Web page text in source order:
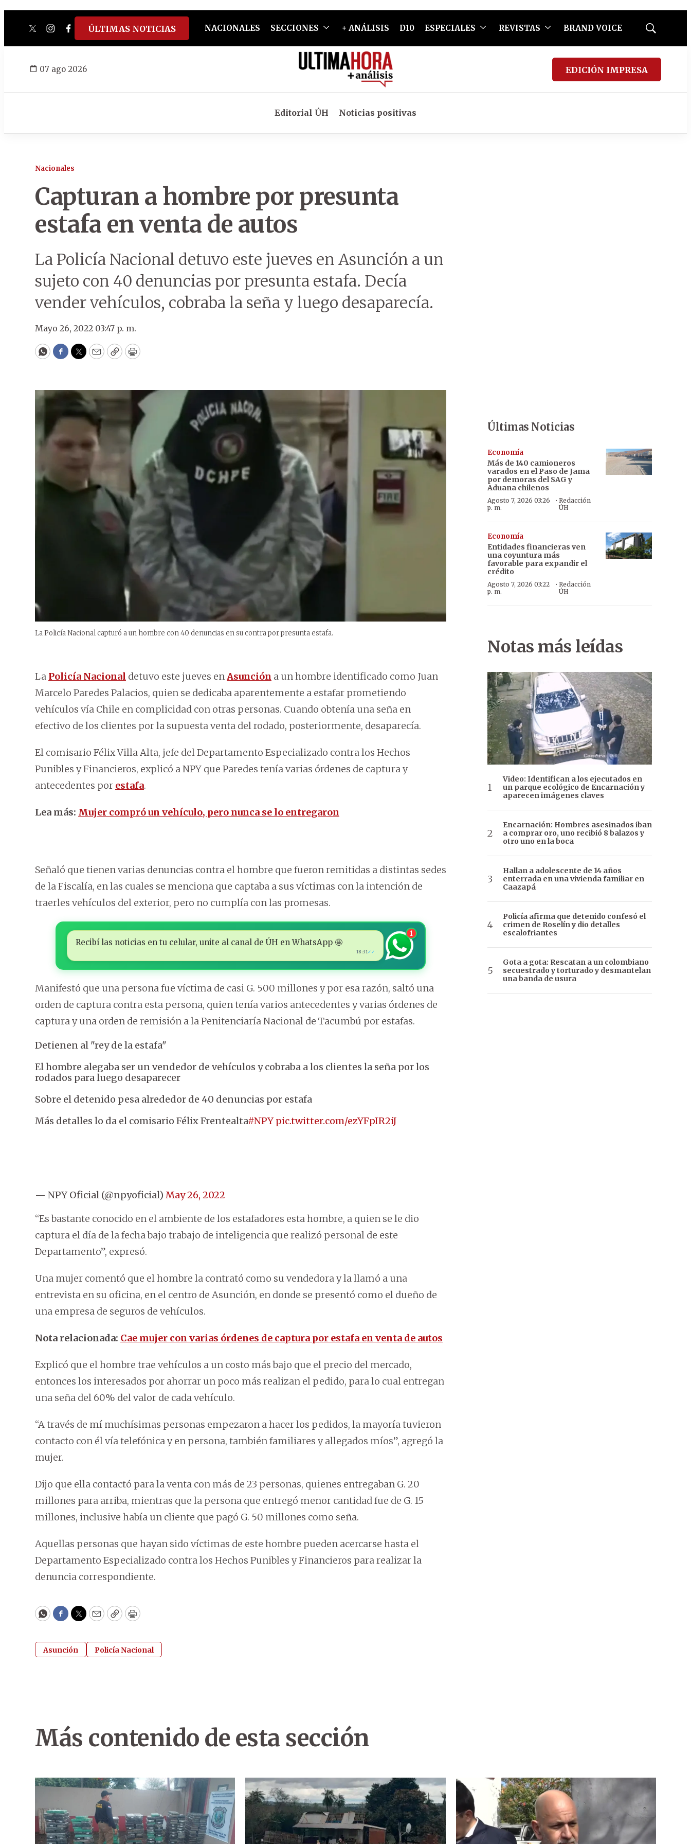
twitterinstagram
facebook
tiktokyoutube
spotify
ÚLTIMAS NOTICIAS NACIONALES SECCIONES + ANÁLISIS D10 ESPECIALES REVISTAS BRAND VOICE
Mostrar
07 ago 2026 EDICIÓN IMPRESA
Editorial ÚH Noticias positivas
Nacionales
Capturan a hombre por presunta
estafa en venta de autos
La Policía Nacional detuvo este jueves en Asunción a un
sujeto con 40 denuncias por presunta estafa. Decía
vender vehículos, cobraba la seña y luego desaparecía.
Mayo 26, 2022 03:47 p. m.
WhatsApp
Facebook
Twitter
EmailCopyPrint
La Policía Nacional capturó a un hombre con 40 denuncias en su contra por presunta estafa.
La Policía Nacional detuvo este jueves enAsunción a un hombre identificado como Juan
Marcelo Paredes Palacios, quien se dedicaba aparentemente a estafar prometiendo
vehículos vía Chile en complicidad con otras personas. Cuando obtenía una seña en
efectivo de los clientes por la supuesta venta del rodado, posteriormente, desaparecía.
El comisario Félix Villa Alta, jefe del Departamento Especializado contra los Hechos
Punibles y Financieros, explicó a NPY que Paredes tenía varias órdenes de captura y
antecedentes por estafa.
Lea más: Mujer compró un vehículo, pero nunca se lo entregaron
Señaló que tienen varias denuncias contra el hombre que fueron remitidas a distintas sedes
de la Fiscalía, en las cuales se menciona que captaba a sus víctimas con la intención de
traerles vehículos del exterior, pero no cumplía con las promesas.
Recibí las noticias en tu celular, unite al canal de ÚH en WhatsApp 🤩
18:31✓✓
1
Manifestó que una persona fue víctima de casi G. 500 millones y por esa razón, saltó una
orden de captura contra esta persona, quien tenía varios antecedentes y varias órdenes de
captura y una orden de remisión a la Penitenciaría Nacional de Tacumbú por estafas.
Detienen al "rey de la estafa"
El hombre alegaba ser un vendedor de vehículos y cobraba a los clientes la seña por los
rodados para luego desaparecer
Sobre el detenido pesa alrededor de 40 denuncias por estafa
Más detalles lo da el comisario Félix Frentealta#NPY pic.twitter.com/ezYFpIR2iJ
— NPY Oficial (@npyoficial) May 26, 2022
“Es bastante conocido en el ambiente de los estafadores esta hombre, a quien se le dio
captura el día de la fecha bajo trabajo de inteligencia que realizó personal de este
Departamento”, expresó.
Una mujer comentó que el hombre la contrató como su vendedora y la llamó a una
entrevista en su oficina, en el centro de Asunción, en donde se presentó como el dueño de
una empresa de seguros de vehículos.
Nota relacionada: Cae mujer con varias órdenes de captura por estafa en venta de autos
Explicó que el hombre trae vehículos a un costo más bajo que el precio del mercado,
entonces los interesados por ahorrar un poco más realizan el pedido, para lo cual entregan
una seña del 60% del valor de cada vehículo.
“A través de mí muchísimas personas empezaron a hacer los pedidos, la mayoría tuvieron
contacto con él vía telefónica y en persona, también familiares y allegados míos”, agregó la
mujer.
Dijo que ella contactó para la venta con más de 23 personas, quienes entregaban G. 20
millones para arriba, mientras que la persona que entregó menor cantidad fue de G. 15
millones, inclusive había un cliente que pagó G. 50 millones como seña.
Aquellas personas que hayan sido víctimas de este hombre pueden acercarse hasta el
Departamento Especializado contra los Hechos Punibles y Financieros para realizar la
denuncia correspondiente.
WhatsApp
Facebook
Twitter
EmailCopyPrint
Asunción Policía Nacional
Últimas Noticias
Economía
Más de 140 camioneros
varados en el Paso de Jama
por demoras del SAG y
Aduana chilenos
Agosto 7, 2026 03:26
p. m.
·Redacción
ÚH
Economía
Entidades financieras ven
una coyuntura más
favorable para expandir el
crédito
Agosto 7, 2026 03:22
p. m.
· Redacción
ÚH
Notas más leídas
Video: Identifican a los ejecutados en
un parque ecológico de Encarnación y
aparecen imágenes claves
Encarnación: Hombres asesinados iban
a comprar oro, uno recibió 8 balazos y
otro uno en la boca
Hallan a adolescente de 14 años
enterrada en una vivienda familiar en
Caazapá
Policía afirma que detenido confesó el
crimen de Roselín y dio detalles
escalofriantes
Gota a gota: Rescatan a un colombiano
secuestrado y torturado y desmantelan
una banda de usura
Más contenido de esta sección